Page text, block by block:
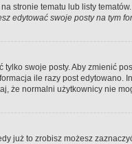
stronie tematu lub listy
edytować swoje posty na tym
swoje posty. Aby zmienić
ile razy post
że normalni użytkownicy nie
już to zrobisz możesz